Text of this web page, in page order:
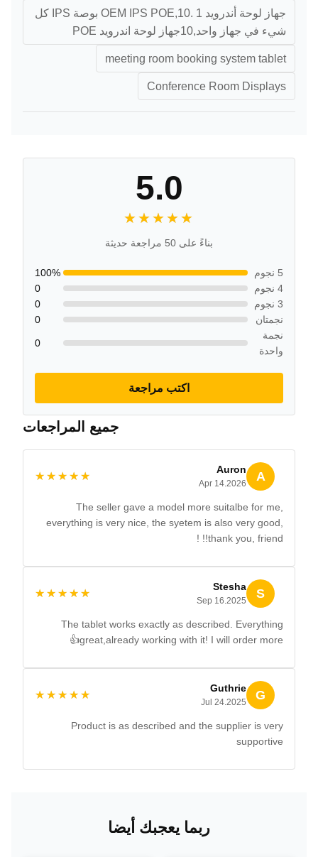
جهاز لوحة أندرويد OEM IPS POE,10. 1 بوصة IPS كل
شيء في جهاز واحد,10جهاز لوحة اندرويد POE
meeting room booking system tablet
Conference Room Displays
5.0
★★★★★
★★★★★
بناءً على 50 مراجعة حديثة
5 نجوم
100%
4 نجوم
0
3 نجوم
0
نجمتان
0
نجمة
واحدة
0
اكتب مراجعة
جميع المراجعات
A
Auron
Apr 14.2026
★★★★★
★★★★★
The seller gave a model more suitalbe for me,
everything is very nice, the syetem is also very good,
thank you, friend!! !
S
Stesha
Sep 16.2025
★★★★★
★★★★★
The tablet works exactly as described. Everything
great,already working with it! I will order more👍
G
Guthrie
Jul 24.2025
★★★★★
★★★★★
Product is as described and the supplier is very
supportive
ربما يعجبك أيضا